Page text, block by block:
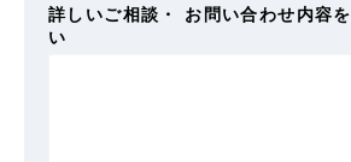
詳しいご相談・ お問い合わせ内容を
い